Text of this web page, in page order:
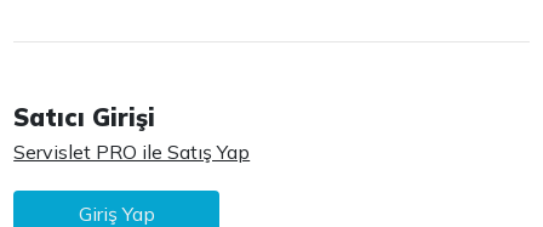
Satıcı Girişi
Servislet PRO ile Satış Yap
Giriş Yap